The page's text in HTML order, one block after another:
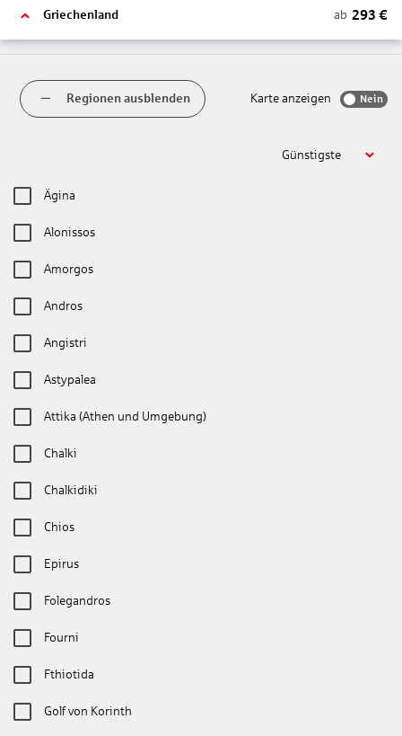
Griechenland ab 293 €
Regionen ausblenden Karte anzeigen Nein
Günstigste
Ägina
Alonissos
Amorgos
Andros
Angistri
Astypalea
Attika (Athen und Umgebung)
Chalki
Chalkidiki
Chios
Epirus
Folegandros
Fourni
Fthiotida
Golf von Korinth